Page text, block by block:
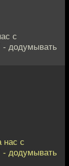
с
додумывать
нас с
додумывать